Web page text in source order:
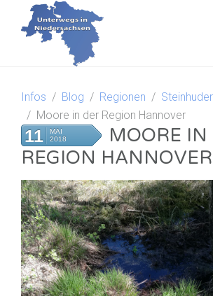
Infos Blog Regionen
Moore in der Region Hannover
11
MAI
2018
MOORE IN
REGION HANNOVER